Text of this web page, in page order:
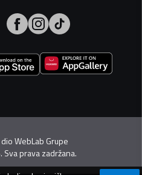
WebLab Grupe
Sva prava zadržana.